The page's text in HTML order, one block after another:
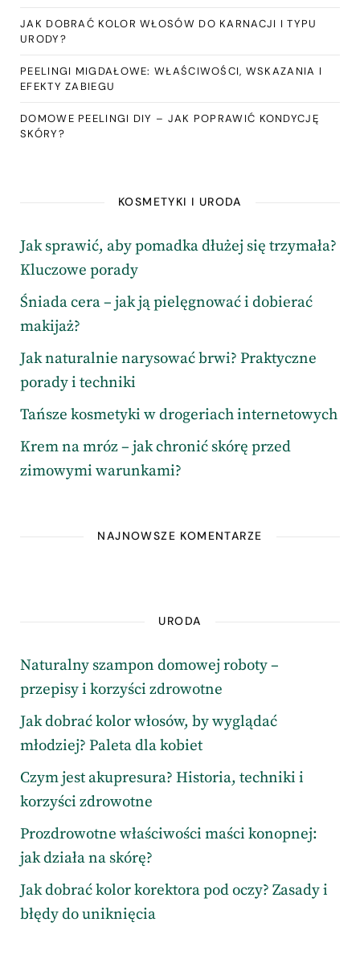
JAK DOBRAĆ KOLOR WŁOSÓW DO KARNACJI I TYPU
URODY?
PEELINGI MIGDAŁOWE: WŁAŚCIWOŚCI, WSKAZANIA I
EFEKTY ZABIEGU
DOMOWE PEELINGI DIY – JAK POPRAWIĆ KONDYCJĘ
SKÓRY?
KOSMETYKI I URODA
Jak sprawić, aby pomadka dłużej się trzymała?
Kluczowe porady
Śniada cera – jak ją pielęgnować i dobierać
makijaż?
Jak naturalnie narysować brwi? Praktyczne
porady i techniki
Tańsze kosmetyki w drogeriach internetowych
Krem na mróz – jak chronić skórę przed
zimowymi warunkami?
NAJNOWSZE KOMENTARZE
URODA
Naturalny szampon domowej roboty –
przepisy i korzyści zdrowotne
Jak dobrać kolor włosów, by wyglądać
młodziej? Paleta dla kobiet
Czym jest akupresura? Historia, techniki i
korzyści zdrowotne
Prozdrowotne właściwości maści konopnej:
jak działa na skórę?
Jak dobrać kolor korektora pod oczy? Zasady i
błędy do uniknięcia